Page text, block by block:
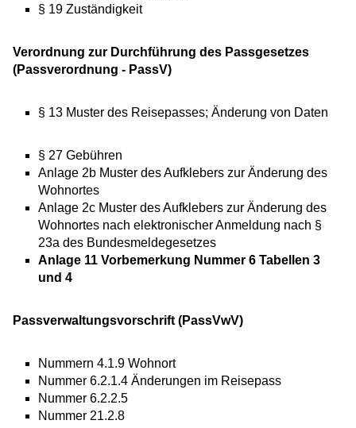
§ 19 Zuständigkeit
Verordnung zur Durchführung des Passgesetzes
(Passverordnung - PassV)
§ 13 Muster des Reisepasses; Änderung von Daten
§ 27 Gebühren
Anlage 2b Muster des Aufklebers zur Änderung des
Wohnortes
Anlage 2c Muster des Aufklebers zur Änderung des
Wohnortes nach elektronischer Anmeldung nach §
23a des Bundesmeldegesetzes
Anlage 11 Vorbemerkung Nummer 6 Tabellen 3
und 4
Passverwaltungsvorschrift (PassVwV)
Nummern 4.1.9 Wohnort
Nummer 6.2.1.4 Änderungen im Reisepass
Nummer 6.2.2.5
Nummer 21.2.8